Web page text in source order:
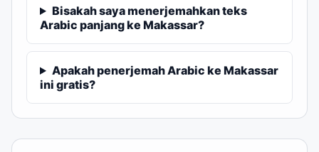
Bisakah saya menerjemahkan teks
Arabic panjang ke Makassar?
Apakah penerjemah Arabic ke Makassar
ini gratis?